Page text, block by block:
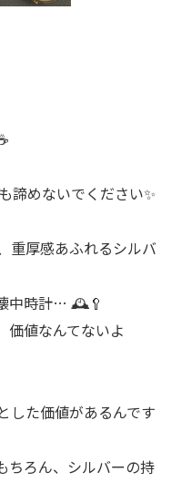
諦めないでください✨
重厚感あふれるシルバ
中時計… 🕰️🥄
価値なんてないよ
した価値があるんです
ちろん、シルバーの持